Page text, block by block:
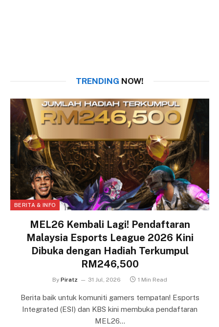
TRENDING NOW!
BERITA & INFO
MEL26 Kembali Lagi! Pendaftaran
Malaysia Esports League 2026 Kini
Dibuka dengan Hadiah Terkumpul
RM246,500
By Piratz 31 Jul, 2026 1 Min Read
Berita baik untuk komuniti gamers tempatan! Esports
Integrated (ESI) dan KBS kini membuka pendaftaran
MEL26…